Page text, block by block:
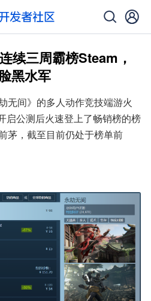
续三周霸榜Steam，
黑水军
无间》的多人动作竞技端游火
启公测后火速登上了畅销榜的榜
茅，截至目前仍处于榜单前